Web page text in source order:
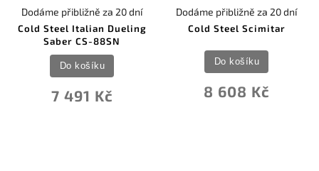
Cold Steel Italian Dueling
Saber CS-88SN
Dodáme přibližně za 20 dní
7 491 Kč
Do košíku
Cold Steel Scimitar
Dodáme přibližně za 20 dní
8 608 Kč
Do košíku